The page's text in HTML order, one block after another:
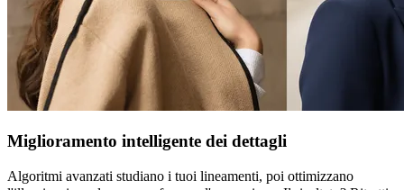
Miglioramento intelligente dei dettagli
Algoritmi avanzati studiano i tuoi lineamenti, poi ottimizzano